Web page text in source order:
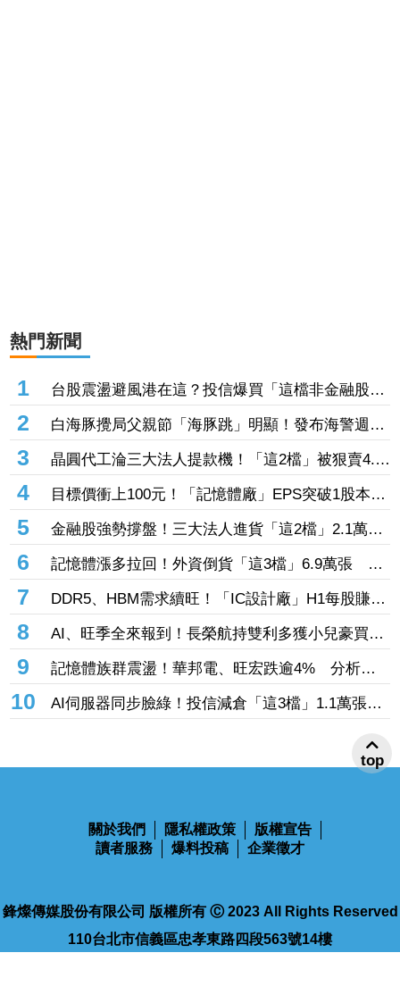
熱門新聞
1
台股震盪避風港在這？投信爆買「這檔非金融股」
近7千張居冠 第一金連17買同步上榜
2
白海豚攪局父親節「海豚跳」明顯！發布海警週末
影響最劇 專家：外圍雨帶今晚進入陸地
3
晶圓代工淪三大法人提款機！「這2檔」被狠賣4.9
萬張 聯電中刀失血38.2億元跌4.53%
4
目標價衝上100元！「記憶體廠」EPS突破1股本
DRAM大漲45%＋合作美光獲利迎轉機
5
金融股強勢撐盤！三大法人進貨「這2檔」2.1萬
張 投8.54億元連12日進場三商壽
6
記憶體漲多拉回！外資倒貨「這3檔」6.9萬張 連
賣華邦電2天捲102億元
7
DDR5、HBM需求續旺！「IC設計廠」H1每股賺
9.13元 董座：搶晶圓產能比毛利率更重要
8
AI、旺季全來報到！長榮航持雙利多獲小兒豪買逾
53萬張成寵兒 「這檔」前7月營收狂超去年全年
也獲青睞
9
記憶體族群震盪！華邦電、旺宏跌逾4% 分析師
點名「這2檔」多頭：布局看技術面
10
AI伺服器同步臉綠！投信減倉「這3檔」1.1萬張
投信連砍緯創2刀帶走18.96億元
關於我們 隱私權政策
版權宣告
讀者服務
爆料投稿 企業徵才
鋒燦傳媒股份有限公司 版權所有 Ⓒ 2023 All Rights Reserved
110台北市信義區忠孝東路四段563號14樓
top